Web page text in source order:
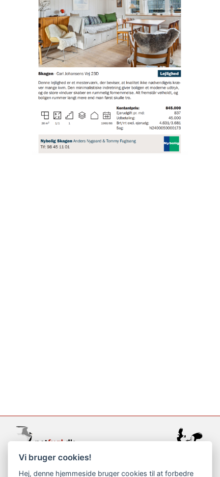
support@netfugl.dk
Vi bruger cookies!
Hej, denne hjemmeside bruger cookies til at forbedre